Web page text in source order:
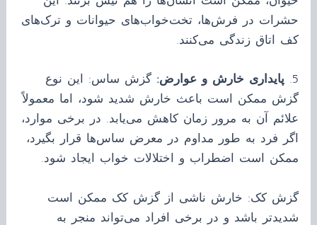
حشرات در فرش‌ها، تخت‌خواب‌های حیوانات و ترک‌های
کف اتاق زندگی می‌کنند.
5. پایداری خارش و عوارض: گزش ساس: این نوع
گزش ممکن است باعث خارش شدید شود، اما معمولاً
علائم آن به مرور زمان کاهش می‌یابد. در برخی موارد،
اگر فرد به طور مداوم در معرض ساس‌ها قرار بگیرد،
ممکن است اضطراب و اختلالات خواب ایجاد شود.
گزش کک: خارش ناشی از گزش کک ممکن است
شدیدتر باشد و در برخی افراد می‌تواند منجر به